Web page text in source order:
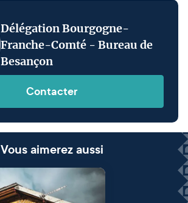
Délégation Bourgogne-
Franche-Comté - Bureau de
Besançon
Contacter
Vous aimerez aussi